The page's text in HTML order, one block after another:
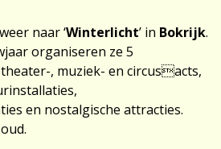
naar ‘Winterlicht’ in Bokrijk.
organiseren ze 5
, muziek- en circusacts,
en nostalgische attracties.